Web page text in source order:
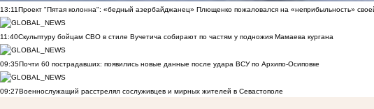
13:11Проект "Пятая колонна": «бедный азербайджанец» Плющенко пожаловался на «неприбыльность»
11:40Скульптуру бойцам СВО в стиле Вучетича собирают по частям у подножия Мамаева кургана
09:35Почти 60 пострадавших: появились новые данные после удара ВСУ по Архипо-Осиповке
09:27Военнослужащий расстрелял сослуживцев и мирных жителей в Севастополе